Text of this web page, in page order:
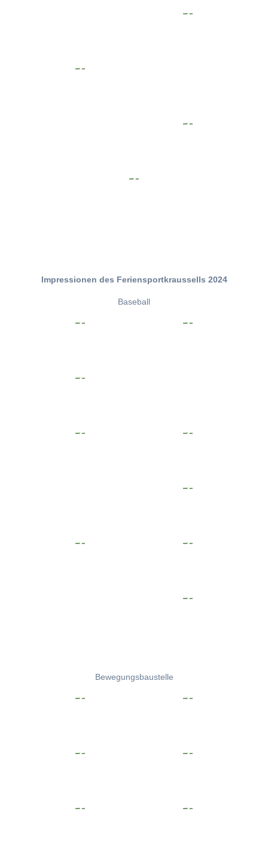
Impressionen des Feriensportkraussells 2024
Baseball
Bewegungsbaustelle